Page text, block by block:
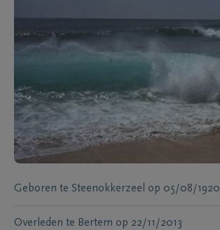
Geboren te Steenokkerzeel op 05/08/1920
Overleden te Bertem op 22/11/2013